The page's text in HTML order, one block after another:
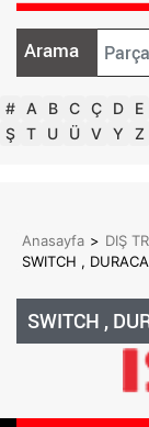
Arama
# A B C Ç D E
Ş T U Ü V Y Z
Anasayfa > DIŞ
SWITCH ,
SWITCH ,